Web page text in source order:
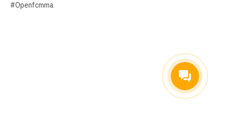
#Openfcmma